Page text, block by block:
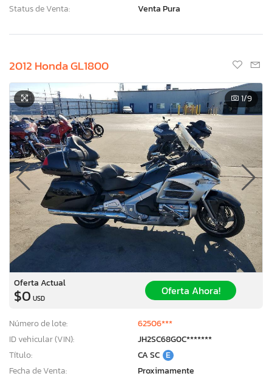
Status de Venta:
Venta Pura
2012 Honda GL1800
1/9
Oferta Actual
$0 USD
Oferta Ahora!
Número de lote:
62506***
ID vehicular (VIN):
JH2SC68G0C*******
Título:
CA SC E
Fecha de Venta:
Proximamente